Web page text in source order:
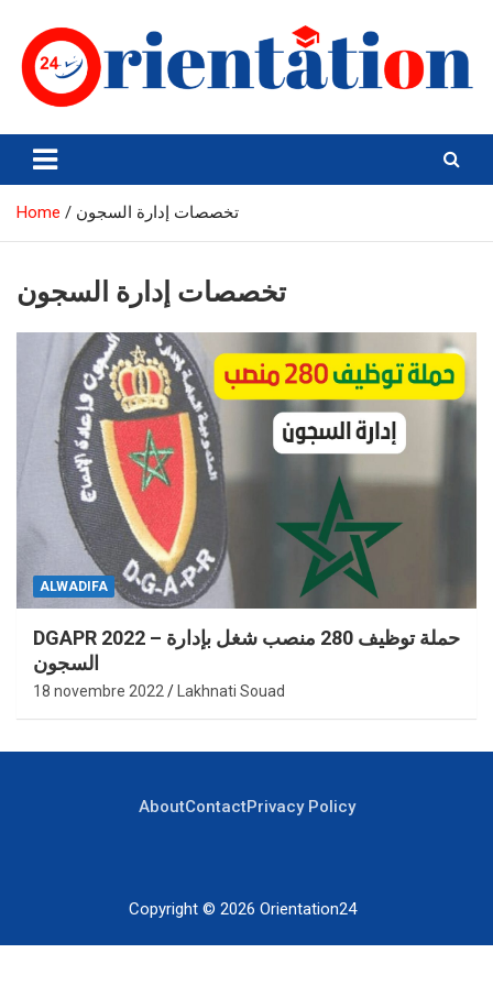
content
Orientation24
Emploi et Orientation au Maroc
Home تخصصات إدارة السجون
تخصصات إدارة السجون
ALWADIFA
DGAPR 2022 – حملة توظيف 280 منصب شغل بإدارة
السجون
18 novembre 2022 Lakhnati Souad
AboutContactPrivacy Policy
Copyright © 2026 Orientation24